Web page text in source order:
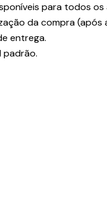
para todos os
da compra
entrega.
padrão.